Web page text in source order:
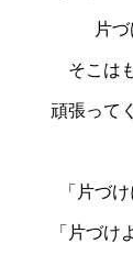
片
そこは
頑張って
「片づ
「片づけ